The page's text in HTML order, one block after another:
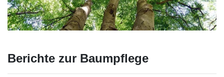
Berichte zur Baumpflege